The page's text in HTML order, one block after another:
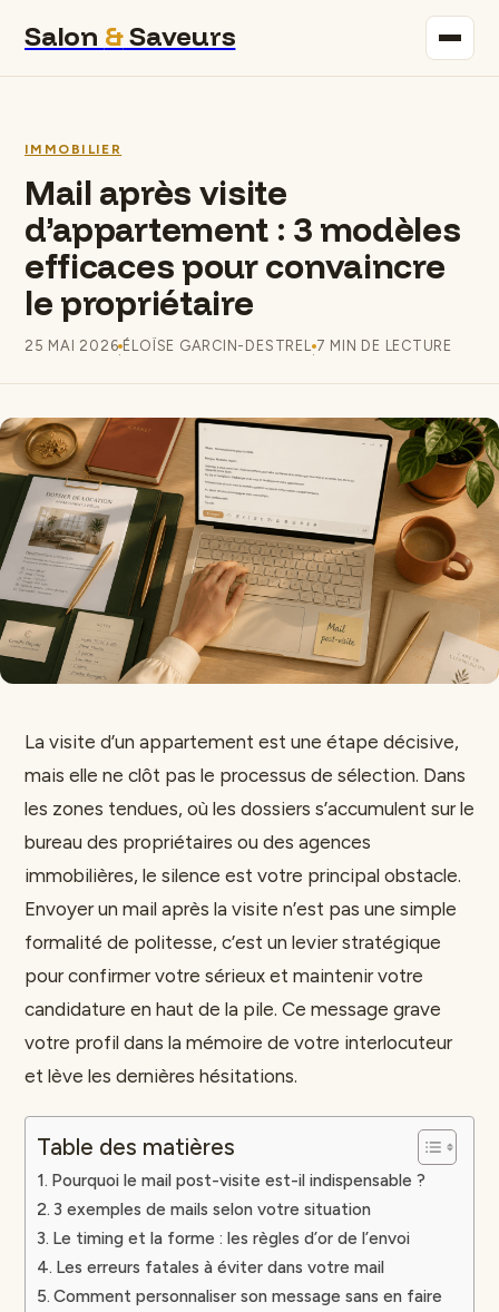
Salon &Saveurs
Gastronomie
Bricolage
Déco
IMMOBILIER
Mail après visite
d’appartement : 3 modèles
efficaces pour convaincre
le propriétaire
25 MAI 2026·ÉLOÏSE GARCIN-DESTREL·7 MIN DE LECTURE
La visite d’un appartement est une étape décisive,
mais elle ne clôt pas le processus de sélection. Dans
les zones tendues, où les dossiers s’accumulent sur le
bureau des propriétaires ou des agences
immobilières, le silence est votre principal obstacle.
Envoyer un mail après la visite n’est pas une simple
formalité de politesse, c’est un levier stratégique
pour confirmer votre sérieux et maintenir votre
candidature en haut de la pile. Ce message grave
votre profil dans la mémoire de votre interlocuteur
et lève les dernières hésitations.
Table des matières
Pourquoi le mail post-visite est-il indispensable ?
3 exemples de mails selon votre situation
Le timing et la forme : les règles d’or de l’envoi
Les erreurs fatales à éviter dans votre mail
Comment personnaliser son message sans en faire